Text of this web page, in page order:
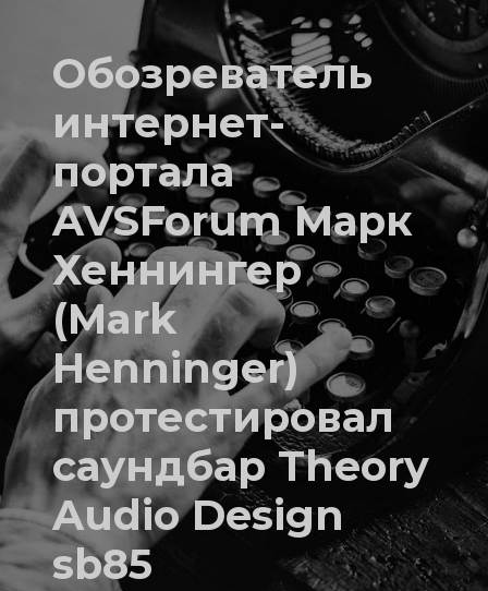
Обозреватель
интернет-
портала
AVSForum Марк
Хеннингер
(Mark
Henninger)
протестировал
саундбар Theory
Audio Design
sb85